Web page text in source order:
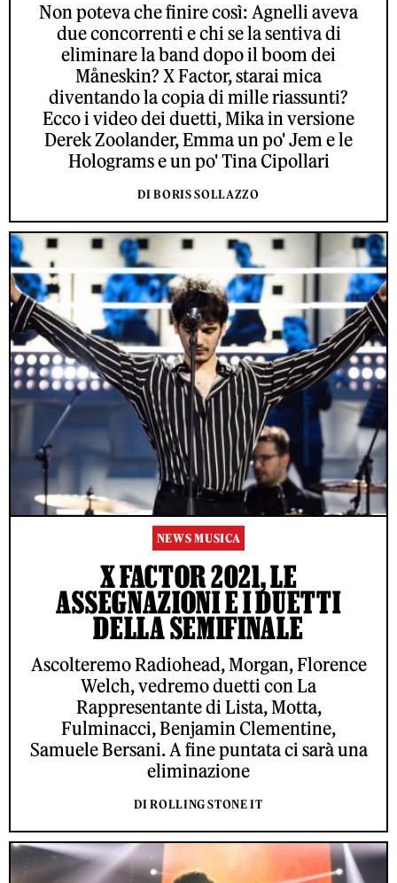
Non poteva che finire così: Agnelli aveva
due concorrenti e chi se la sentiva di
eliminare la band dopo il boom dei
Måneskin? X Factor, starai mica
diventando la copia di mille riassunti?
Ecco i video dei duetti, Mika in versione
Derek Zoolander, Emma un po' Jem e le
Holograms e un po' Tina Cipollari
DI BORIS SOLLAZZO
NEWS MUSICA
X FACTOR 2021, LE
ASSEGNAZIONI E I DUETTI
DELLA SEMIFINALE
Ascolteremo Radiohead, Morgan, Florence
Welch, vedremo duetti con La
Rappresentante di Lista, Motta,
Fulminacci, Benjamin Clementine,
Samuele Bersani. A fine puntata ci sarà una
eliminazione
DI ROLLING STONE IT